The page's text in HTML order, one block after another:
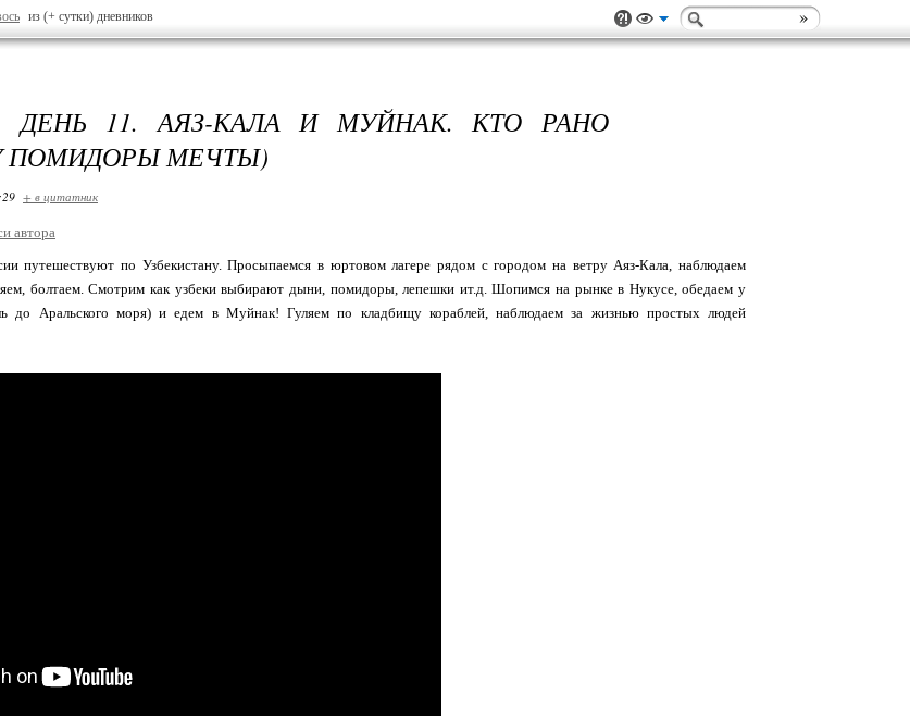
из (+ сутки) дневников
ДЕНЬ 11. АЯЗ-КАЛА И МУЙНАК. КТО РАНО
ПОМИДОРЫ МЕЧТЫ)
+ в цитатник
автора
путешествуют по Узбекистану. Просыпаемся в юртовом лагере рядом с городом на ветру Аяз-Кала, наблюдаем
болтаем. Смотрим как узбеки выбирают дыни, помидоры, лепешки ит.д. Шопимся на рынке в Нукусе, обедаем у
до Аральского моря) и едем в Муйнак! Гуляем по кладбищу кораблей, наблюдаем за жизнью простых людей